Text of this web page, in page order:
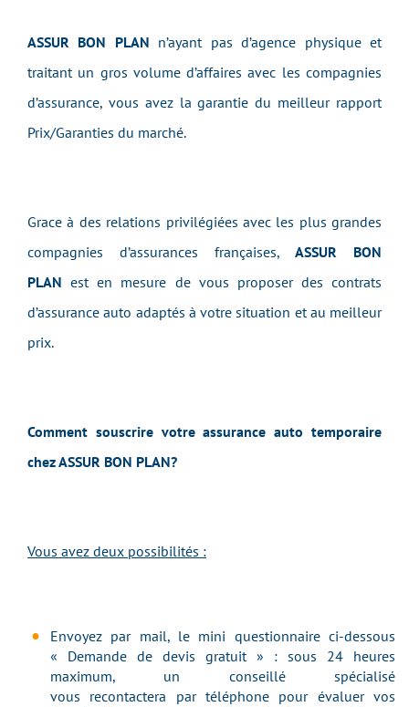
ASSUR BON PLAN n’ayant pas d’agence physique et
traitant un gros volume d’affaires avec les compagnies
d’assurance, vous avez la garantie du meilleur rapport
Prix/Garanties du marché.
Grace à des relations privilégiées avec les plus grandes
compagnies d’assurances françaises,ASSUR BON
PLAN est en mesure de vous proposer des contrats
d’assurance auto adaptés à votre situation et au meilleur
prix.
Comment souscrire votre assuranceauto temporaire
chez ASSUR BON PLAN?
Vous avez deux possibilités :
Envoyez par mail, le mini questionnaire ci-dessous
« Demande de devis gratuit » : sous 24 heures
maximum, un conseillé spécialisé
vous recontactera par téléphone pour évaluer vos